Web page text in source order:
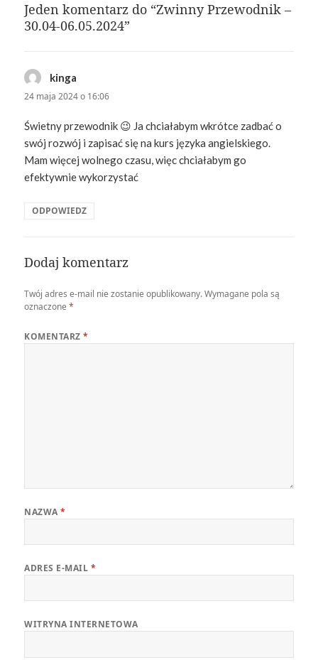
Jeden komentarz do “Zwinny Przewodnik –
30.04-06.05.2024”
kinga
24 maja 2024 o 16:06
Świetny przewodnik 😉 Ja chciałabym wkrótce zadbać o
swój rozwój i zapisać się na kurs języka angielskiego.
Mam więcej wolnego czasu, więc chciałabym go
efektywnie wykorzystać
ODPOWIEDZ
Dodaj komentarz
Twój adres e-mail nie zostanie opublikowany. Wymagane pola są
oznaczone*
KOMENTARZ*
NAZWA*
ADRES E-MAIL *
WITRYNA INTERNETOWA